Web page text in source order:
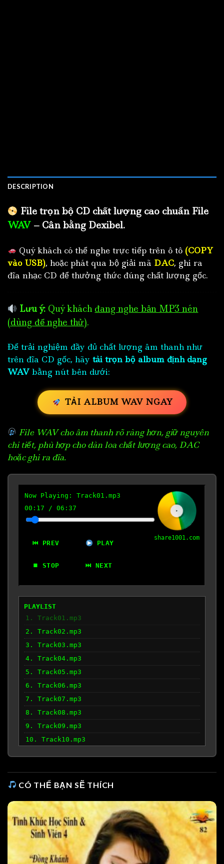
DESCRIPTION
File trọn bộ CD chất lượng cao chuẩn File
WAV – Cân bằng Dexibel.
Quý khách có thể nghe trực tiếp trên ô tô (COPY
vào USB), hoặc phát qua bộ giải mã DAC, ghi ra
đĩa nhạc CD để thưởng thức đúng chất lượng gốc.
Lưu ý: Quý khách đang nghe bản MP3 nén
(dùng để nghe thử).
Để trải nghiệm đầy đủ chất lượng âm thanh như
trên đĩa CD gốc, hãy tải trọn bộ album định dạng
WAV bằng nút bên dưới:
TẢI ALBUM WAV NGAY
File WAV cho âm thanh rõ ràng hơn, giữ nguyên
chi tiết, phù hợp cho dàn loa chất lượng cao, DAC
hoặc ghi ra đĩa.
Now Playing: Track01.mp3
00:18 / 06:37
⏮ PREV PLAY
⏹ STOP ⏭ NEXT
share1001.com
PLAYLIST
1. Track01.mp3
2. Track02.mp3
3. Track03.mp3
4. Track04.mp3
5. Track05.mp3
6. Track06.mp3
7. Track07.mp3
8. Track08.mp3
9. Track09.mp3
10. Track10.mp3
CÓ THỂ BẠN SẼ THÍCH